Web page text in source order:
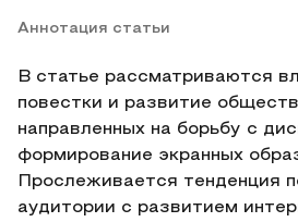
Аннотация статьи
В статье рассматриваются
повестки и развитие
направленных на борьбу с
формирование экранных
Прослеживается тенденция
аудитории с развитием